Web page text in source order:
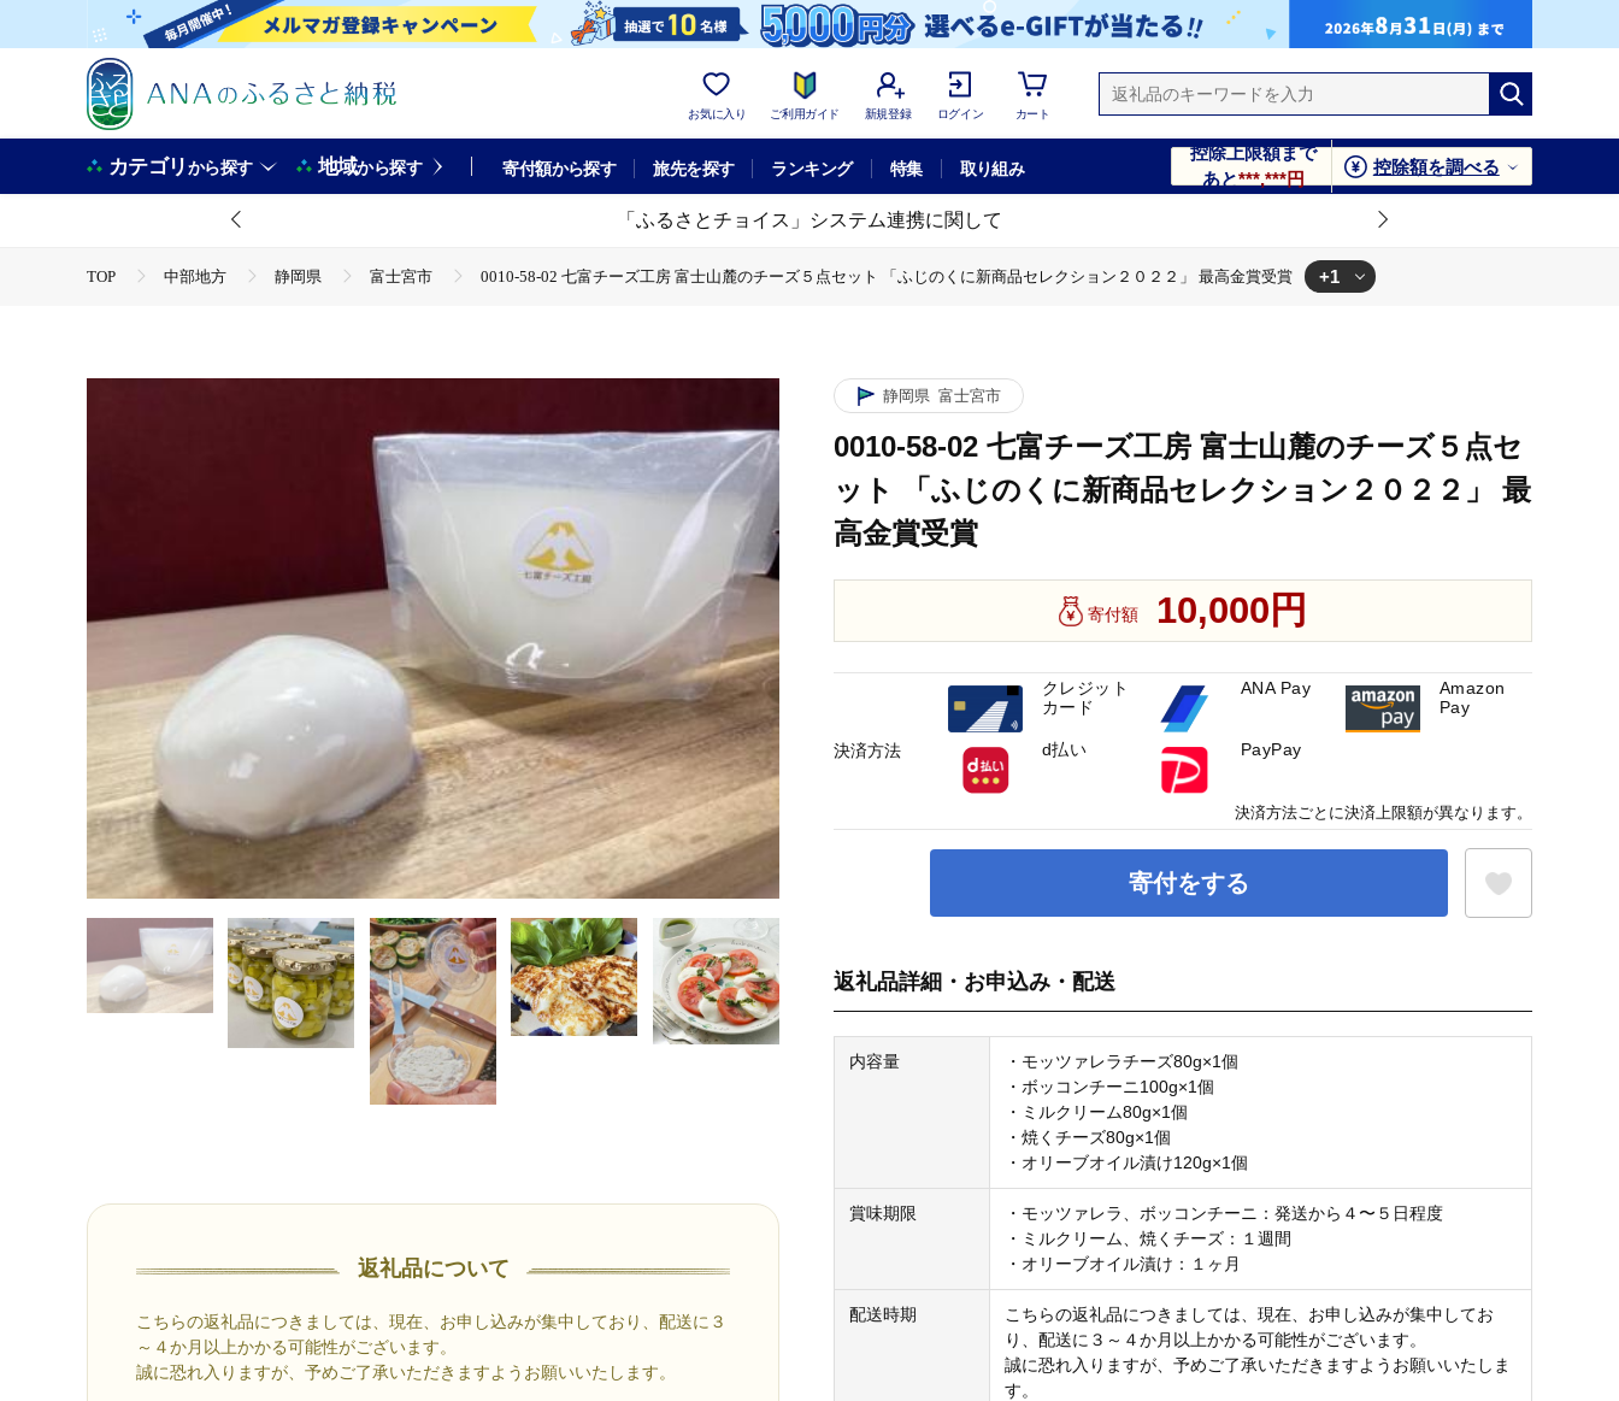
お気に入り ご利用ガイド 新規登録 ログイン カート
カテゴリから探す 地域から探す 寄付額から探す 旅先を探す ランキング 特集 取り組み
控除上限額まで
あと***,***円
控除額を調べる
「ふるさとチョイス」システム連携に関して
TOP 中部地方 静岡県 富士宮市 0010-58-02 七富チーズ工房 富士山麓のチーズ５点セット 「ふじのくに新商品セレクション２０２２」 最高金賞受賞 +1
返礼品について
こちらの返礼品につきましては、現在、お申し込みが集中しており、配送に３
～４か月以上かかる可能性がございます。
誠に恐れ入りますが、予めご了承いただきますようお願いいたします。
静岡県 富士宮市
0010-58-02 七富チーズ工房 富士山麓のチーズ５点セ
ット 「ふじのくに新商品セレクション２０２２」 最
高金賞受賞
寄付額 10,000円
寄付をする
返礼品詳細・お申込み・配送
内容量
・モッツァレラチーズ80g×1個
・ボッコンチーニ100g×1個
・ミルクリーム80g×1個
・焼くチーズ80g×1個
・オリーブオイル漬け120g×1個
賞味期限
・モッツァレラ、ボッコンチーニ：発送から４〜５日程度
・ミルクリーム、焼くチーズ：１週間
・オリーブオイル漬け：１ヶ月
配送時期
こちらの返礼品につきましては、現在、お申し込みが集中してお
り、配送に３～４か月以上かかる可能性がございます。
誠に恐れ入りますが、予めご了承いただきますようお願いいたしま
す。
決済方法
クレジット
カード
ANA Pay
Amazon
Pay
d払い PayPay
決済方法ごとに決済上限額が異なります。